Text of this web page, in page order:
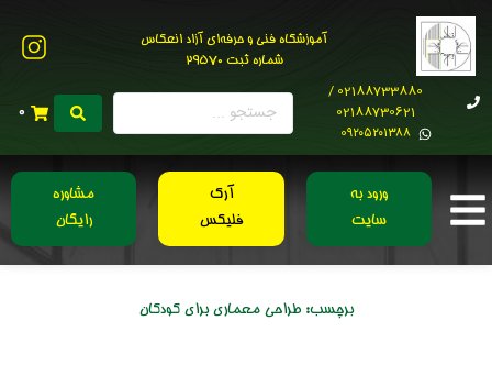
آموزشگاه فنی و حرفه‌ای آزاد انعکاس
شماره ثبت 29570
02188733880 /
02188730621
0۹۲۰۵۲۰۱۳۸۸
0
ورود به
سایت
آرک
فلیکس
مشاوره
رایگان
برچسب:طراحی معماری برای کودکان